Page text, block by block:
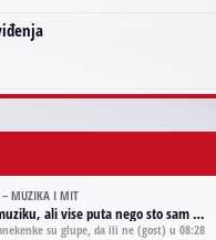
– MUZIKA I MIT
slike na raznim stranama interneta. Te stoga zakljucujem da je Tom Waits Lady Gaga muzike namrstenih, ma
su glupe, da ili ne (gost) u 08:28